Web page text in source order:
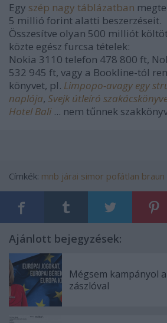
Egy szép nagy táblázatban
5 millió forint alatti beszerzéseit.
Összesítve olyan 500 milliót
közte egész furcsa tételek:
Nokia 3110 telefon 478 800 ft,
532 945 ft, vagy a Bookline-tól
könyvet, pl. Limpopo-avagy egy
naplója, Svejk útleíró
Hotel Bali ... nem tűnnek
Címkék: mnb járai simor pofátlan braun
Ajánlott bejegyzések:
Mégsem kampányol
zászlóval